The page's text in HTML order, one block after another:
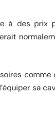
à des prix
comme
sa